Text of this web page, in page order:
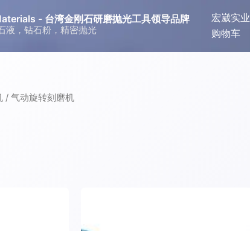
- 台湾金刚石研磨抛光工具领导品牌
液，钻石粉，精密抛光
宏崴实业
购物车
/ 气动旋转刻磨机